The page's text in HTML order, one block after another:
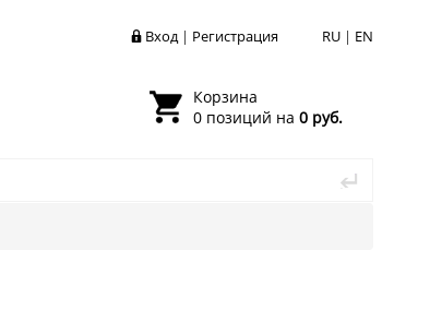
RU | EN
Вход| Регистрация
Корзина
0 позиций на 0 руб.